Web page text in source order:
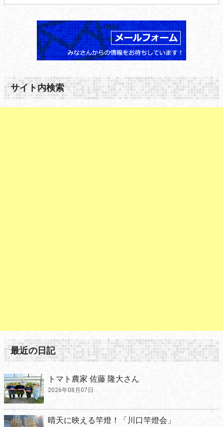
サイト内検索
最近の日記
トマト農家 佐藤 隆大さん
2026年08月07日
晴天に映える竿燈！「川口竿燈会」